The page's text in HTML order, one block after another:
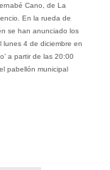
Cano, de La
En la rueda de
se han anunciado los
lunes 4 de diciembre en
a partir de las 20:00
pabellón municipal